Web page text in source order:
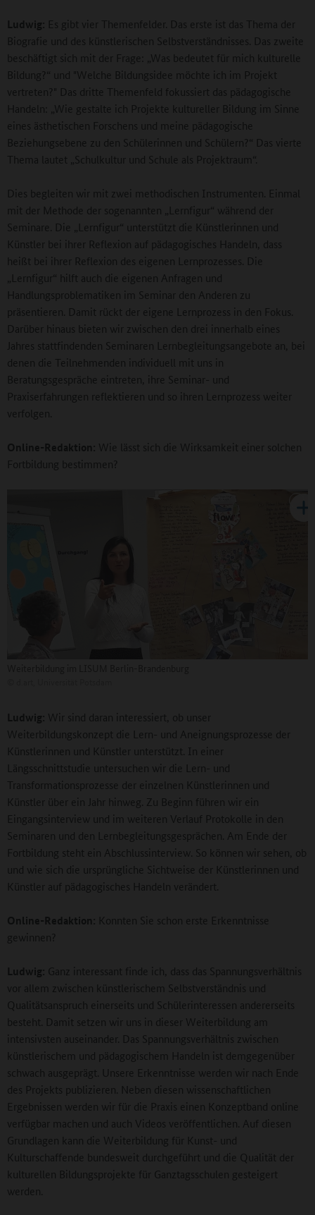
Ludwig: Es gibt vier Themenfelder. Das erste ist das Thema der
Biografie und des künstlerischen Selbstverständnisses. Das zweite
beschäftigt sich mit der Frage: „Was bedeutet für mich kulturelle
Bildung?“ und "Welche Bildungsidee möchte ich im Projekt
vertreten?" Das dritte Themenfeld fokussiert das pädagogische
Handeln: „Wie gestalte ich Projekte kultureller Bildung im Sinne
eines ästhetischen Forschens und meine pädagogische
Beziehungsebene zu den Schülerinnen und Schülern?“ Das vierte
Thema lautet „Schulkultur und Schule als Projektraum“.
Dies begleiten wir mit zwei methodischen Instrumenten. Einmal
mit der Methode der sogenannten „Lernfigur“ während der
Seminare. Die „Lernfigur“ unterstützt die Künstlerinnen und
Künstler bei ihrer Reflexion auf pädagogisches Handeln, dass
heißt bei ihrer Reflexion des eigenen Lernprozesses. Die
„Lernfigur“ hilft auch die eigenen Anfragen und
Handlungsproblematiken im Seminar den Anderen zu
präsentieren. Damit rückt der eigene Lernprozess in den Fokus.
Darüber hinaus bieten wir zwischen den drei innerhalb eines
Jahres stattfindenden Seminaren Lernbegleitungsangebote an, bei
denen die Teilnehmenden individuell mit uns in
Beratungsgespräche eintreten, ihre Seminar- und
Praxiserfahrungen reflektieren und so ihren Lernprozess weiter
verfolgen.
Online-Redaktion: Wie lässt sich die Wirksamkeit einer solchen
Fortbildung bestimmen?
Ludwig: Wir sind daran interessiert, ob unser
Weiterbildungskonzept die Lern- und Aneignungsprozesse der
Künstlerinnen und Künstler unterstützt. In einer
Längsschnittstudie untersuchen wir die Lern- und
Transformationsprozesse der einzelnen Künstlerinnen und
Künstler über ein Jahr hinweg. Zu Beginn führen wir ein
Eingangsinterview und im weiteren Verlauf Protokolle in den
Seminaren und den Lernbegleitungsgesprächen. Am Ende der
Fortbildung steht ein Abschlussinterview. So können wir sehen, ob
und wie sich die ursprüngliche Sichtweise der Künstlerinnen und
Künstler auf pädagogisches Handeln verändert.
Online-Redaktion: Konnten Sie schon erste Erkenntnisse
gewinnen?
Ludwig: Ganz interessant finde ich, dass das Spannungsverhältnis
vor allem zwischen künstlerischem Selbstverständnis und
Qualitätsanspruch einerseits und Schülerinteressen andererseits
besteht. Damit setzen wir uns in dieser Weiterbildung am
intensivsten auseinander. Das Spannungsverhältnis zwischen
künstlerischem und pädagogischem Handeln ist demgegenüber
schwach ausgeprägt. Unsere Erkenntnisse werden wir nach Ende
des Projekts publizieren. Neben diesen wissenschaftlichen
Ergebnissen werden wir für die Praxis einen Konzeptband online
verfügbar machen und auch Videos veröffentlichen. Auf diesen
Grundlagen kann die Weiterbildung für Kunst- und
Kulturschaffende bundesweit durchgeführt und die Qualität der
kulturellen Bildungsprojekte für Ganztagsschulen gesteigert
werden.